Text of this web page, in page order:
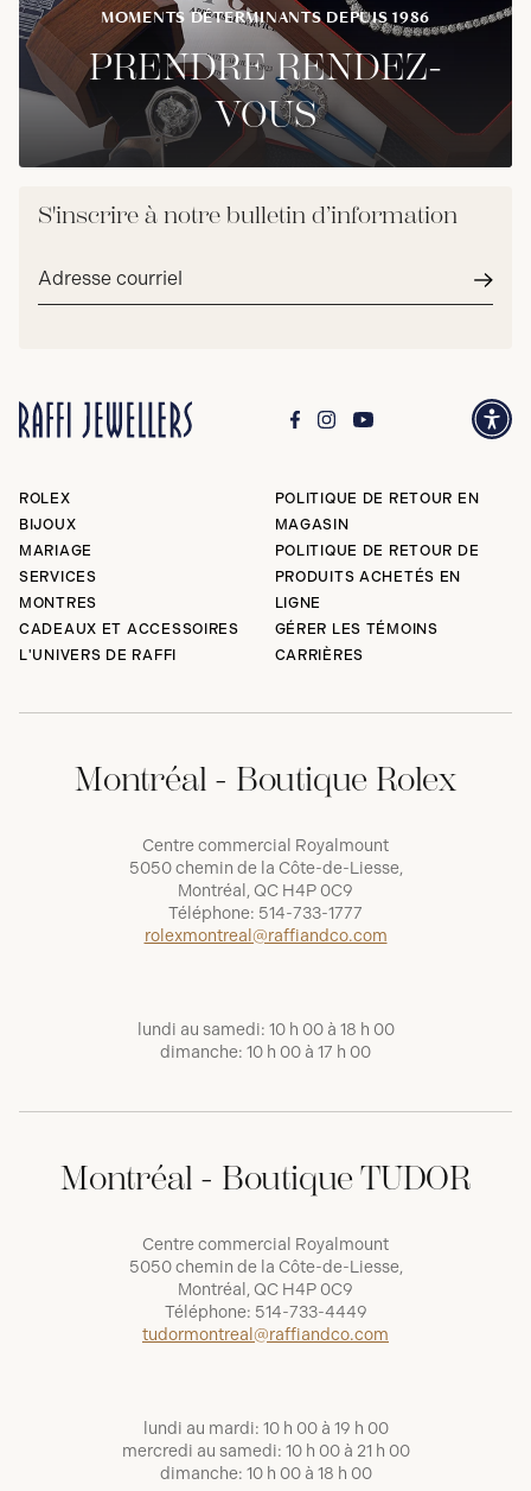
MOMENTS DÉTERMINANTS DEPUIS 1986
PRENDRE RENDEZ-
VOUS
S'inscrire à notre bulletin d’information
Adresse
ROLEX
BIJOUX
MARIAGE
SERVICES
MONTRES
CADEAUX ET ACCESSOIRES
L'UNIVERS DE RAFFI
POLITIQUE DE RETOUR EN
MAGASIN
POLITIQUE DE RETOUR DE
PRODUITS ACHETÉS EN
LIGNE
GÉRER LES TÉMOINS
CARRIÈRES
Montréal - Boutique Rolex
Centre commercial Royalmount
5050 chemin de la Côte-de-Liesse,
Montréal, QC H4P 0C9
Téléphone: 514-733-1777
rolexmontreal@raffiandco.com
lundi au samedi: 10 h 00 à 18 h 00
dimanche: 10 h 00 à 17 h 00
Montréal - Boutique TUDOR
Centre commercial Royalmount
5050 chemin de la Côte-de-Liesse,
Montréal, QC H4P 0C9
Téléphone: 514-733-4449
tudormontreal@raffiandco.com
lundi au mardi: 10 h 00 à 19 h 00
mercredi au samedi: 10 h 00 à 21 h 00
dimanche: 10 h 00 à 18 h 00